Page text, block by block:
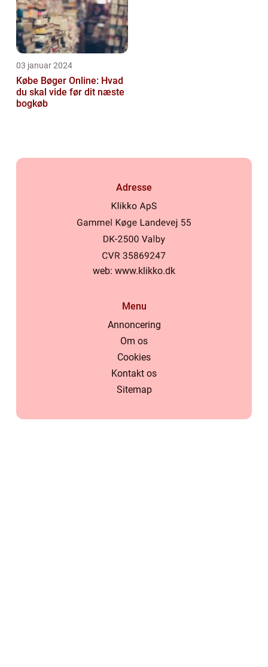
03 januar 2024
Købe Bøger Online: Hvad
du skal vide før dit næste
bogkøb
Adresse
web: www.klikko.dk
Menu
Annoncering
Om os
Cookies
Kontakt os
Sitemap